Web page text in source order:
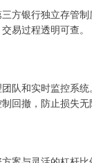
方银行独立存管
易过程透明可查。
队和实时监控系
回撤，防止损失